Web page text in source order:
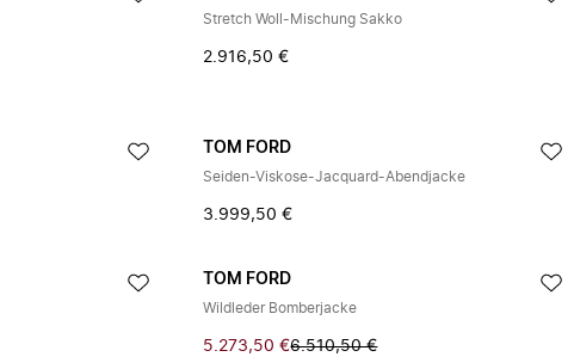
Stretch Woll-Mischung Sakko
2.916,50 €
TOM FORD
Seiden-Viskose-Jacquard-Abendjacke
3.999,50 €
TOM FORD
Wildleder Bomberjacke
5.273,50 €6.510,50 €